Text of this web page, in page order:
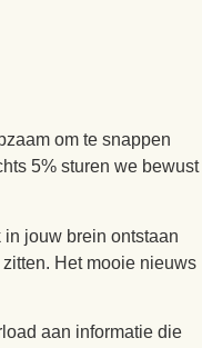
om te snappen
5% sturen we bewust
jouw brein ontstaan
Het mooie nieuws
aan informatie die